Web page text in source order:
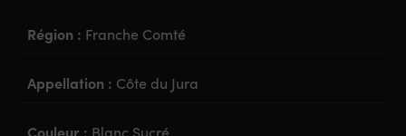
Région : Franche Comté
Appellation : Côte du Jura
Couleur : Blanc Sucré